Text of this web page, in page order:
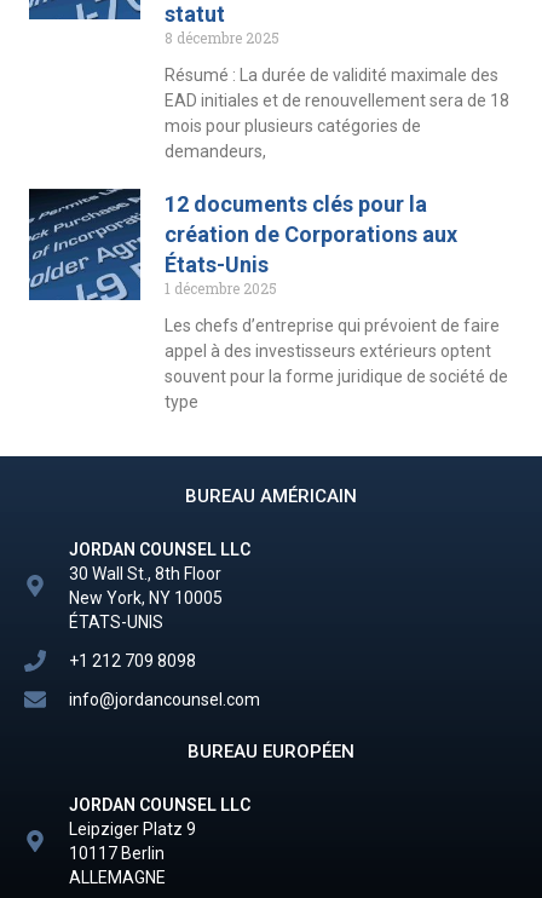
statut
8 décembre 2025
Résumé : La durée de validité maximale des
EAD initiales et de renouvellement sera de 18
mois pour plusieurs catégories de
demandeurs,
12 documents clés pour la
création de Corporations aux
États-Unis
1 décembre 2025
Les chefs d’entreprise qui prévoient de faire
appel à des investisseurs extérieurs optent
souvent pour la forme juridique de société de
type
BUREAU AMÉRICAIN
JORDAN COUNSEL LLC
30 Wall St., 8th Floor
New York, NY 10005
ÉTATS-UNIS
+1 212 709 8098
info@jordancounsel.com
BUREAU EUROPÉEN
JORDAN COUNSEL LLC
Leipziger Platz 9
10117 Berlin
ALLEMAGNE